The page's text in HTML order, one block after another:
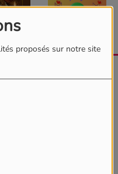
proposés sur notre site
AGENDA